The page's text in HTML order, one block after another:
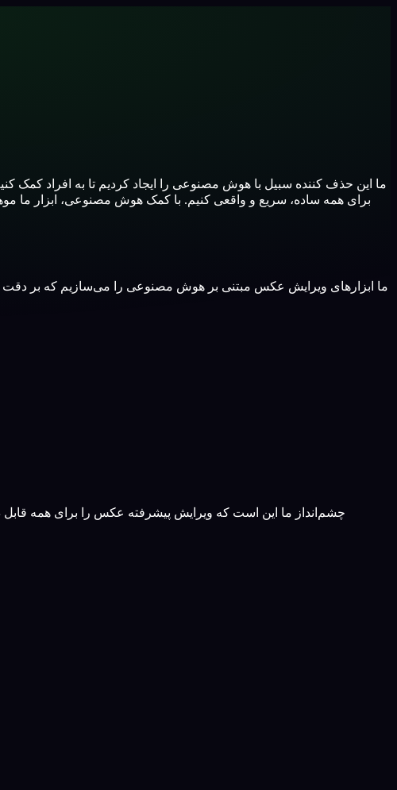
ما این حذف کننده سبیل با هوش مصنوعی را ایجاد کردیم تا به افراد
برای همه ساده، سریع و واقعی کنیم. با کمک هوش مصنوعی، ابزار ما
ما ابزارهای ویرایش عکس مبتنی بر هوش مصنوعی را می‌سازیم که بر
چشم‌انداز ما این است که ویرایش پیشرفته عکس را برای همه قابل